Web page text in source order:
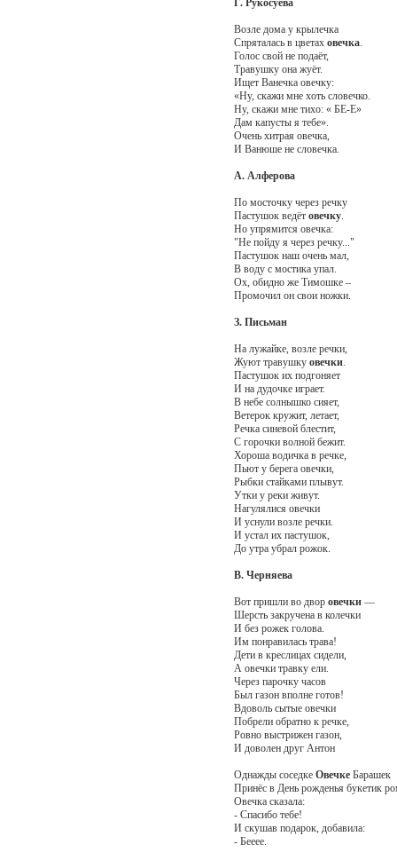
Возле дома у крылечка
Спряталась в цветах овечка.
Голос свой не подаёт,
Травушку она жуёт.
Ищет Ванечка овечку:
«Ну, скажи мне хоть словечко.
Ну, скажи мне тихо: « БЕ-Е»
Дам капусты я тебе».
Очень хитрая овечка,
И Ванюше не словечка.
А. Алферова
По мосточку через речку
Пастушок ведёт овечку.
Но упрямится овечка:
"Не пойду я через речку..."
Пастушок наш очень мал,
В воду с мостика упал.
Ох, обидно же Тимошке –
Промочил он свои ножки.
З. Письман
На лужайке, возле речки,
Жуют травушку овечки.
Пастушок их подгоняет
И на дудочке играет.
В небе солнышко сияет,
Ветерок кружит, летает,
Речка синевой блестит,
С горочки волной бежит.
Хороша водичка в речке,
Пьют у берега овечки,
Рыбки стайками плывут.
Утки у реки живут.
Нагулялися овечки
И уснули возле речки.
И устал их пастушок,
До утра убрал рожок.
В. Черняева
Вот пришли во двор овечки—
Шерсть закручена в колечки
И без рожек голова.
Им понравилась трава!
Дети в креслицах сидели,
А овечки травку ели.
Через парочку часов
Был газон вполне готов!
Вдоволь сытые овечки
Побрели обратно к речке,
Ровно выстрижен газон,
И доволен друг Антон
Однажды соседке ОвечкеБарашек
Принёс в День рожденья букетик
Овечка сказала:
- Спасибо тебе!
И скушав подарок, добавила:
- Бееее.